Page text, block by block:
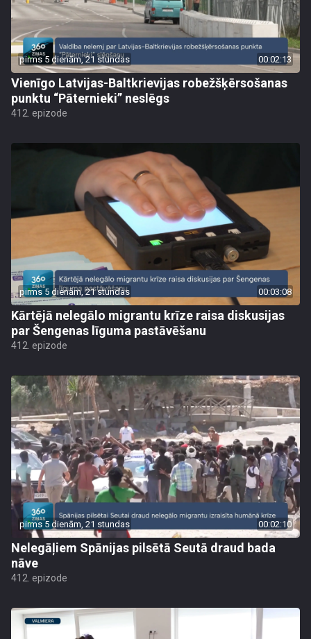
pirms 5 dienām, 21 stundas 00:02:13
Vienīgo Latvijas-Baltkrievijas robežšķērsošanas
punktu “Pāternieki” neslēgs
412. epizode
pirms 5 dienām, 21 stundas 00:03:08
Kārtējā nelegālo migrantu krīze raisa diskusijas
par Šengenas līguma pastāvēšanu
412. epizode
pirms 5 dienām, 21 stundas 00:02:10
Nelegāļiem Spānijas pilsētā Seutā draud bada
nāve
412. epizode